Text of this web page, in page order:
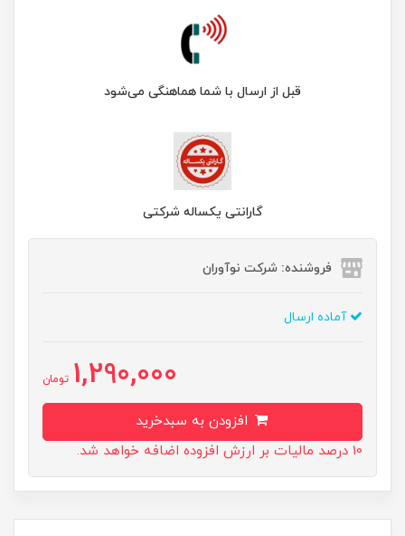
قبل از ارسال با شما هماهنگی می‌شود
گارانتی یکساله شرکتی
فروشنده: شرکت نوآوران
آماده ارسال
1,290,000 تومان
10 درصد مالیات بر ارزش افزوده اضافه خواهد شد.